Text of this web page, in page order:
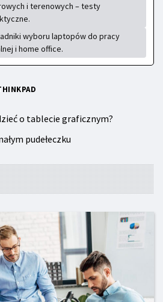
i terenowych – testy
wyboru laptopów do pracy
i home office.
o tablecie graficznym?
pudełeczku